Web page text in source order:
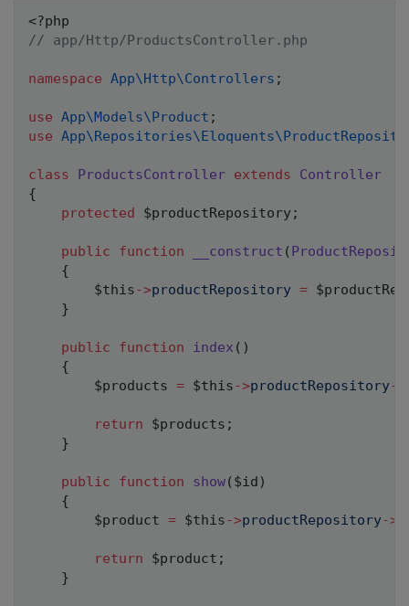
<?php
// app/Http/ProductsController.php
namespace App\Http\Controllers ;
use App\Models\Product ;
use App\Repositories\Eloquents\
class ProductsController extends
Controller
{
protected
$productRepository;
public function __construct (
{
$this->productRepository =
}
public function index ( )
{
$products = $this->productRepository->
return $products ;
}
public function show( $id )
{
$product = $this->productRepository->
return $product ;
}